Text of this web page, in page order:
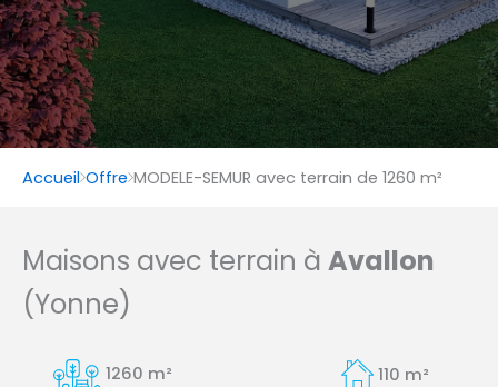
Accueil Offre MODELE-SEMUR avec terrain de 1260 m²
Maisons avec terrain à Avallon
(Yonne)
1260 m²
110 m²